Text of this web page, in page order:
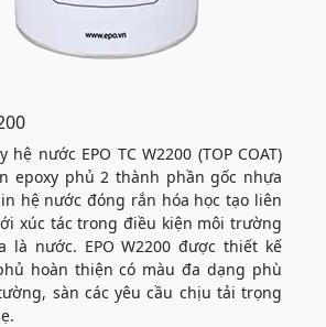
hệ nước EPO TC W2200 (TOP COAT)
epoxy phủ 2 thành phần gốc nhựa
hệ nước đóng rắn hóa học tạo liên
xúc tác trong điều kiện môi trường
là nước. EPO W2200 được thiết kế
hoàn thiện có màu đa dạng phù
sàn các yêu cầu chịu tải trọng